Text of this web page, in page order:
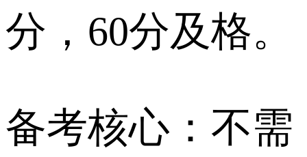
分，60分及格。
备考核心：不需